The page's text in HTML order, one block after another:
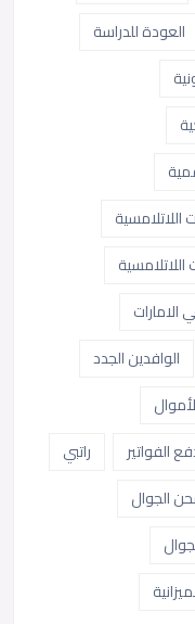
العودة للدراسة
الامارات
الوافدين الجدد
الفواتير
راتبي
الجوال